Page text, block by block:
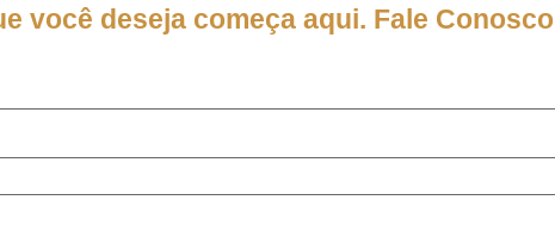
você deseja começa aqui. Fale Conosco